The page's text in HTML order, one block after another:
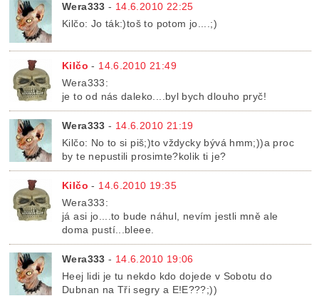
Wera333 - 14.6.2010 22:25
Kilčo: Jo ták:)toš to potom jo....;)
Kilčo - 14.6.2010 21:49
Wera333:
je to od nás daleko....byl bych dlouho pryč!
Wera333 - 14.6.2010 21:19
Kilčo: No to si piš;)to vždycky bývá hmm;))a proc
by te nepustili prosimte?kolik ti je?
Kilčo - 14.6.2010 19:35
Wera333:
já asi jo....to bude náhul, nevím jestli mně ale
doma pustí...bleee.
Wera333 - 14.6.2010 19:06
Heej lidi je tu nekdo kdo dojede v Sobotu do
Dubnan na Tři segry a E!E???;))